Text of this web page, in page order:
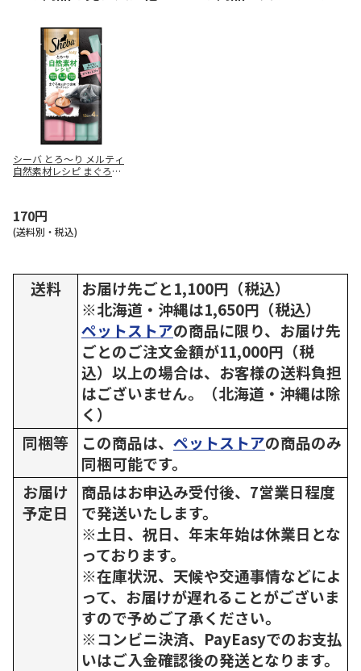
シーバ とろ～り メルティ
自然素材レシピ まぐろ味
170円
(送料別・税込)
送料
お届け先ごと1,100円（税込）
※北海道・沖縄は1,650円（税込）
ペットストアの商品に限り、お届け先
ごとのご注文金額が11,000円（税
込）以上の場合は、お客様の送料負担
はございません。（北海道・沖縄は除
く）
同梱等
この商品は、 ペットストアの商品のみ
同梱可能です。
お届け
予定日
商品はお申込み受付後、7営業日程度
で発送いたします。
※土日、祝日、年末年始は休業日とな
っております。
※在庫状況、天候や交通事情などによ
って、お届けが遅れることがございま
すので予めご了承ください。
※コンビニ決済、PayEasyでのお支払
いはご入金確認後の発送となります。